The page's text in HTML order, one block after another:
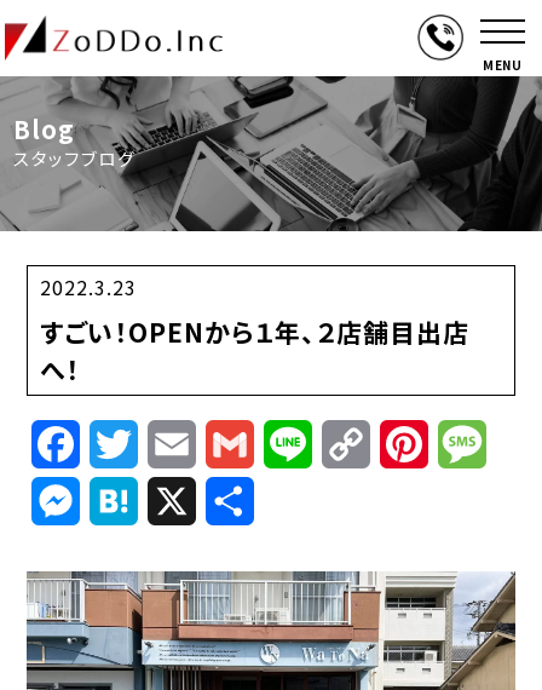
MENU
Blog
スタッフブログ
2022.3.23
すごい！OPENから１年、２店舗目出店
へ！
FacebookTwitterEmail Gmail Line
Copy
Link
Pinterest
Messenger
Hatena